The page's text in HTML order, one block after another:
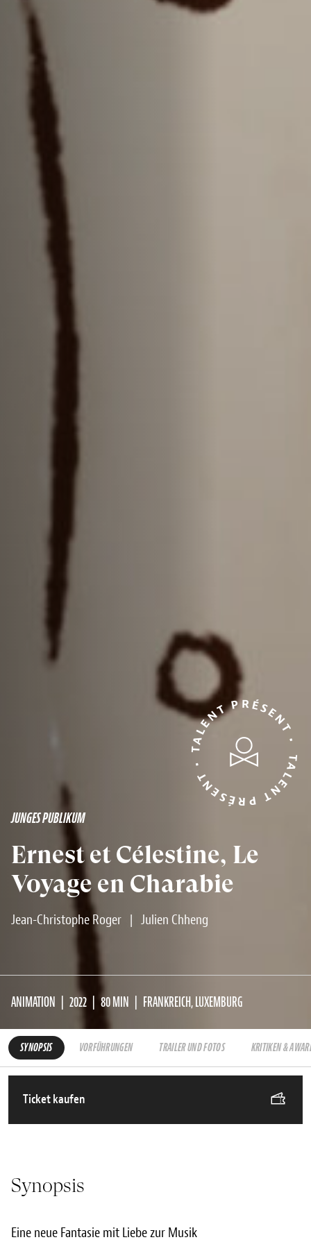
JUNGES PUBLIKUM
Ernest et Célestine, Le
Voyage en Charabie
Jean-Christophe Roger | Julien Chheng
TALENT PRÉSENT • TALENT PRÉSENT •
ANIMATION 2022 80 MIN FRANKREICH, LUXEMBURG
SYNOPSIS VORFÜHRUNGEN TRAILER UND FOTOS KRITIKEN &
Ticket kaufen
Synopsis
Eine neue Fantasie mit Liebe zur Musik